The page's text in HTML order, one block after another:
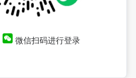
微信扫码进行登录